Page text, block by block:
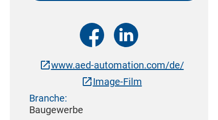
www.aed-automation.com/de/
Image-Film
Branche:
Baugewerbe